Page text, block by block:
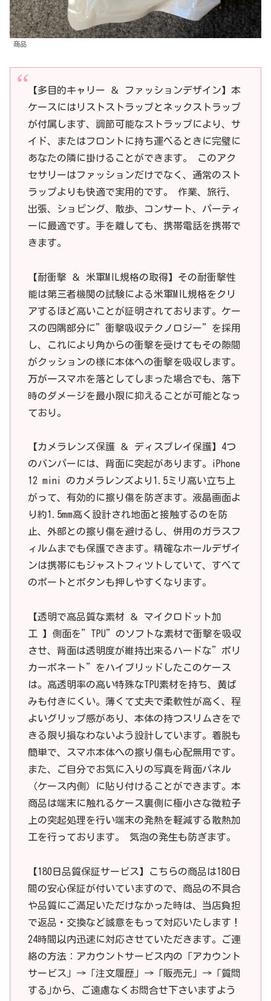
商品
【多目的キャリー ＆ ファッションデザイン】本
ケースにはリストストラップとネックストラップ
が付属します、調節可能なストラップにより、サ
イド、またはフロントに持ち運べるときに完璧に
あなたの隣に掛けることができます。 このアク
セサリーはファッションだけでなく、通常のスト
ラップよりも快適で実用的です。 作業、旅行、
出張、ショピング、散歩、コンサート、パーティ
ーに最適です。手を離しても、携帯電話を携帯で
きます。
【耐衝撃 ＆ 米軍MIL規格の取得】その耐衝撃性
能は第三者機関の試験による米軍MIL規格をクリ
アするほど高いことが証明されております。ケー
スの四隅部分に”衝撃吸収テクノロジー”を採用
し、これにより角からの衝撃を受けてもその隙間
がクッションの様に本体への衝撃を吸収します。
万が一スマホを落としてしまった場合でも、落下
時のダメージを最小限に抑えることが可能となっ
ており。
【カメラレンズ保護 ＆ ディスプレイ保護】4つ
のバンパーには、背面に突起があります。iPhone
12 mini のカメラレンズより1.5ミリ高い立ち上
がって、有効的に擦り傷を防ぎます。液晶画面よ
り約1.5mm高く設計され地面と接触するのを防
止、外部との擦り傷を避けるし、併用のガラスフ
ィルムまでも保護できます。精確なホールデザイ
ンは携帯にもジャストフィツトしていて、すべて
のポートとボタンも押しやすくなります。
【透明で高品質な素材 ＆ マイクロドット加
工 】側面を”TPU”のソフトな素材で衝撃を吸収
させ、背面は透明度が維持出来るハードな”ポリ
カーボネート”をハイブリッドしたこのケース
は。高透明率の高い特殊なTPU素材を持ち、黄ば
みも付きにくい。薄くて丈夫で柔軟性が高く、程
よいグリップ感があり、本体の持つスリムさをで
きる限り損なわないよう設計しています。着脱も
簡単で、スマホ本体への擦り傷も心配無用です。
また、ご自分でお気に入りの写真を背面パネル
（ケース内側）に貼り付けることができます。本
商品は端末に触れるケース裏側に極小さな微粒子
上の突起処理を行い端末の発熱を軽減する散熱加
工を行っております。 気泡の発生も防ぎます。
【180日品質保証サービス】こちらの商品は180日
間の安心保証が付いていますので、商品の不具合
や品質にご満足いただけなかった時は、当店負担
で返品・交換など誠意をもって対応いたします！
24時間以内迅速に対応させていただきます。ご連
絡の方法：アカウントサービス内の「アカウント
サービス」→「注文履歴」→「販売元」→「質問
する｣から、ご遠慮なくお問合せ下さいますよう